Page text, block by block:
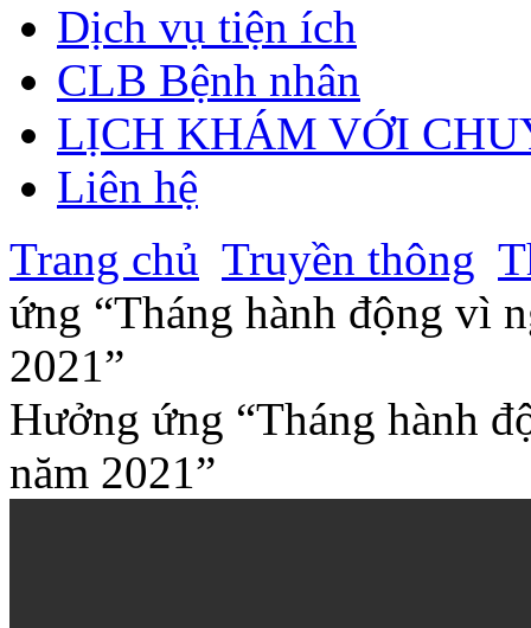
Dịch vụ tiện ích
CLB Bệnh nhân
LỊCH KHÁM VỚI
Liên hệ
Trang chủ Truyền thông
ứng “Tháng hành động vì
2021”
Hưởng ứng “Tháng hành
năm 2021”